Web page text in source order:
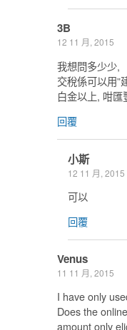
3B
12 11 月, 2015
我想問多少少,
交稅係可以用”
白金以上, 咁
回覆
小斯
12 11 月, 2015
可以
回覆
Venus
11 11 月, 2015
I have only
Does the
amount only